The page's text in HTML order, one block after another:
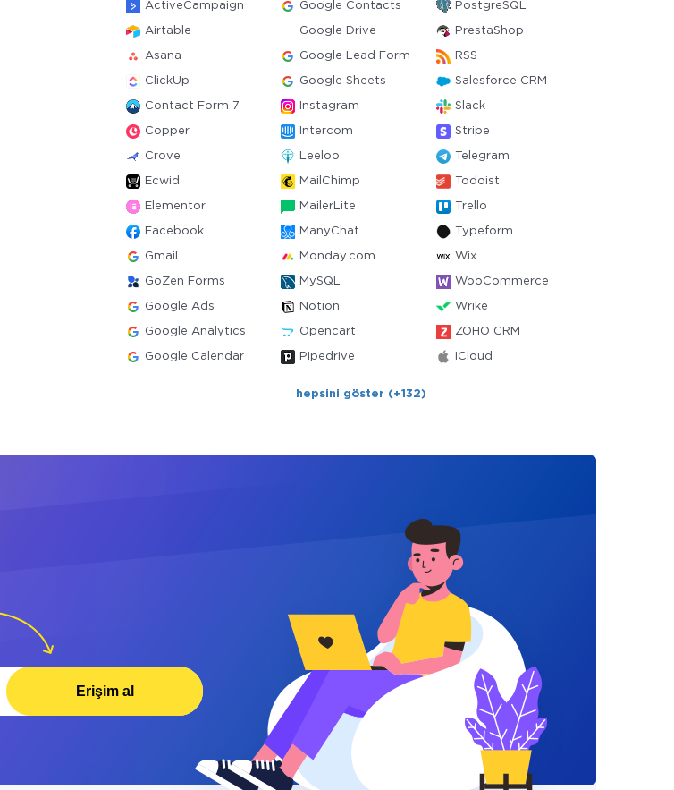
ActiveCampaign Google Contacts PostgreSQL
Airtable Google Drive PrestaShop
Asana Google Lead Form RSS
ClickUp Google Sheets Salesforce CRM
Contact Form 7 Instagram Slack
Copper Intercom Stripe
Crove Leeloo Telegram
Ecwid MailChimp Todoist
Elementor MailerLite Trello
Facebook ManyChat Typeform
Gmail Monday.com Wix
GoZen Forms MySQL WooCommerce
Google Ads Notion Wrike
Google Analytics Opencart ZOHO CRM
Google Calendar Pipedrive iCloud
hepsini göster (+132)
Erişim al